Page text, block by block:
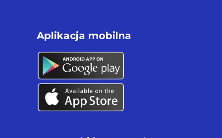
Aplikacja mobilna